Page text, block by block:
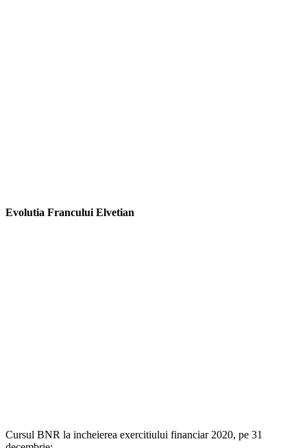
Evolutia Francului Elvetian
Cursul BNR la incheierea exercitiului financiar 2020, pe 31